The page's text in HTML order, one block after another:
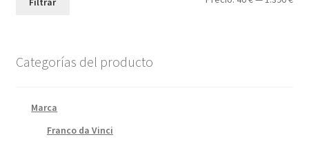
Categorías del producto
Marca
Franco da Vinci